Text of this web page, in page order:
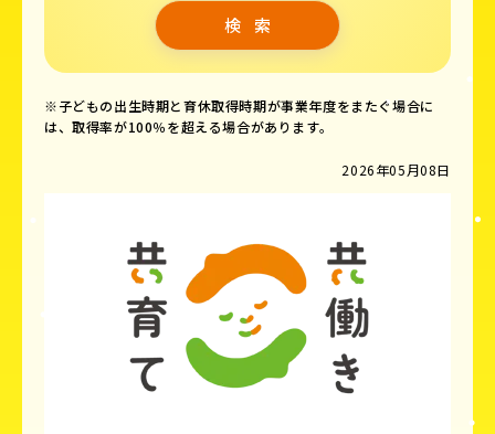
※子どもの出生時期と育休取得時期が事業年度をまたぐ場合に
は、取得率が100％を超える場合があります。
2026年05月08日